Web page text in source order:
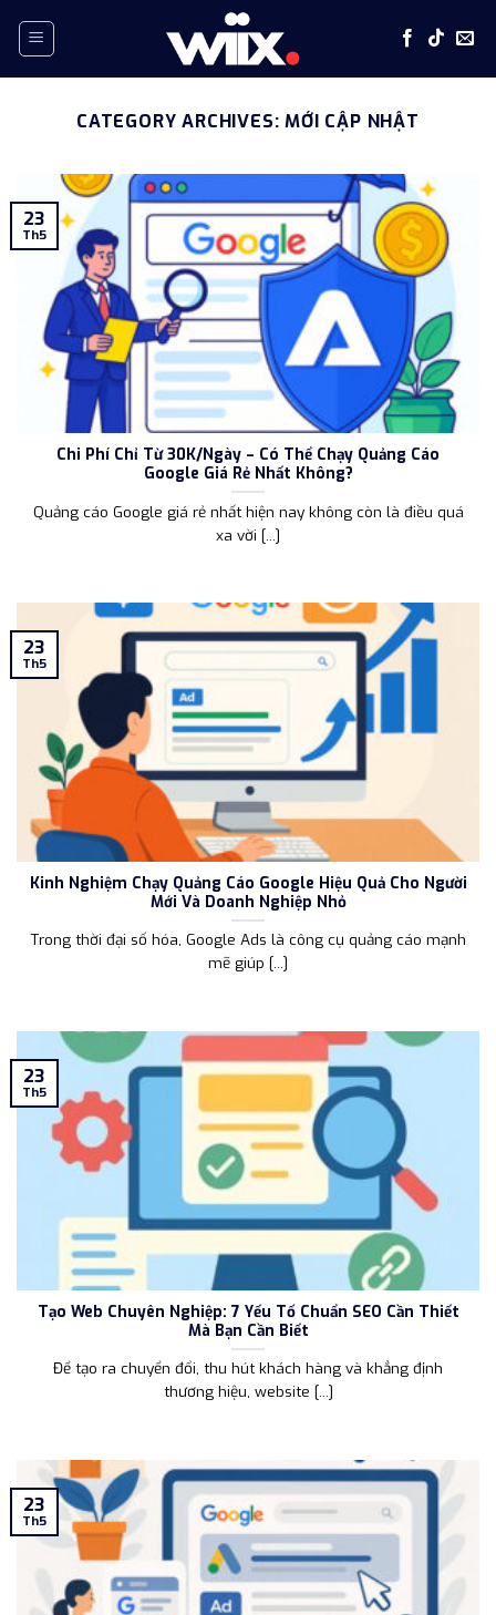
CATEGORY ARCHIVES:MỚI CẬP NHẬT
Chi Phí Chỉ Từ 30K/Ngày – Có Thể Chạy Quảng Cáo
Google Giá Rẻ Nhất Không?
Quảng cáo Google giá rẻ nhất hiện nay không còn là điều quá
xa vời [...]
23
Th5
Kinh Nghiệm Chạy Quảng Cáo Google Hiệu Quả Cho Người
Mới Và Doanh Nghiệp Nhỏ
Trong thời đại số hóa, Google Ads là công cụ quảng cáo mạnh
mẽ giúp [...]
23
Th5
Tạo Web Chuyên Nghiệp: 7 Yếu Tố Chuẩn SEO Cần Thiết
Mà Bạn Cần Biết
Để tạo ra chuyển đổi, thu hút khách hàng và khẳng định
thương hiệu, website [...]
23
Th5
23
Th5